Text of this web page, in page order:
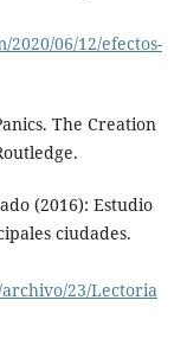
06/12/efectos-
The Creation
(2016): Estudio
ciudades.
23/Lectoria